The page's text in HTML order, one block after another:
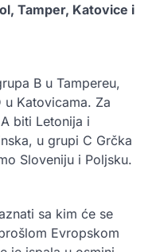
Tamper, Katovice i
B u Tampereu,
Katovicama. Za
biti Letonija i
u grupi C Grčka
Sloveniju i Poljsku.
sa kim će se
Evropskom